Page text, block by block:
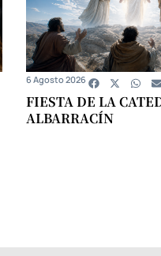
FIESTA DE LA
ALBARRACÍN
6 Agosto 2026